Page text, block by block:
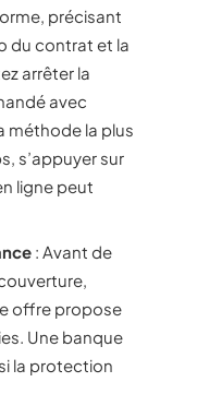
précisant
du contrat et la
arrêter la
avec
méthode la plus
s’appuyer sur
ligne peut
: Avant de
offre propose
Une banque
la protection